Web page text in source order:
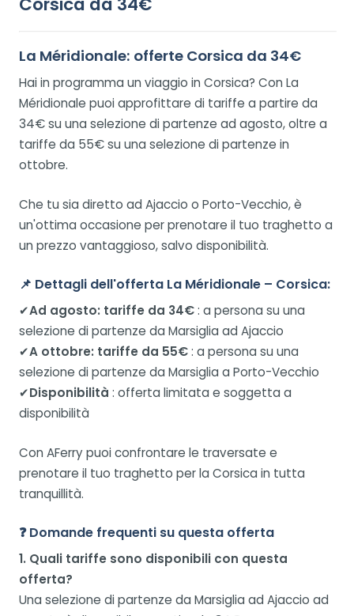
La Méridionale: offerte Corsica da 34€
Hai in programma un viaggio in Corsica? Con La
Méridionale puoi approfittare di tariffe a partire da
34€ su una selezione di partenze ad agosto, oltre a
tariffe da 55€ su una selezione di partenze in
ottobre.
Che tu sia diretto ad Ajaccio o Porto-Vecchio, è
un'ottima occasione per prenotare il tuo traghetto a
un prezzo vantaggioso, salvo disponibilità.
📌 Dettagli dell'offerta La Méridionale – Corsica:
✔Ad agosto: tariffe da 34€: a persona su una
selezione di partenze da Marsiglia ad Ajaccio
✔A ottobre: tariffe da 55€: a persona su una
selezione di partenze da Marsiglia a Porto-Vecchio
✔Disponibilità : offerta limitata e soggetta a
disponibilità
Con AFerry puoi confrontare le traversate e
prenotare il tuo traghetto per la Corsica in tutta
tranquillità.
❓ Domande frequenti su questa offerta
1. Quali tariffe sono disponibili con questa
offerta?
Una selezione di partenze da Marsiglia ad Ajaccio ad